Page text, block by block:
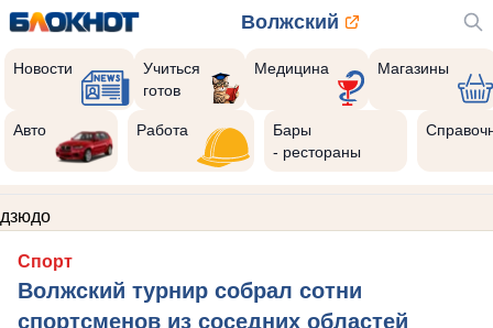
Волжский
Новости
Учиться
готов
Медицина Магазины
Авто Работа
Бары
- рестораны
дзюдо
Спорт
Волжский турнир собрал сотни
спортсменов из соседних областей